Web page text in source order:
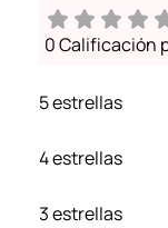
0 Calificación
5 estrellas
4 estrellas
3 estrellas